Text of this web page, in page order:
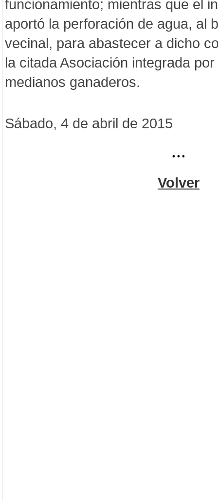
funcionamiento; mientras que el
aportó la perforación de agua, al
vecinal, para abastecer a dicho
la citada Asociación integrada
medianos ganaderos.
Sábado, 4 de abril de 2015
...
Volver